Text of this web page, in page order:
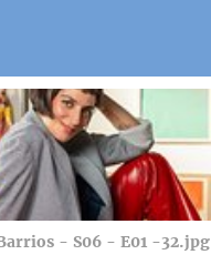
- S06 - E01 -32.jpg